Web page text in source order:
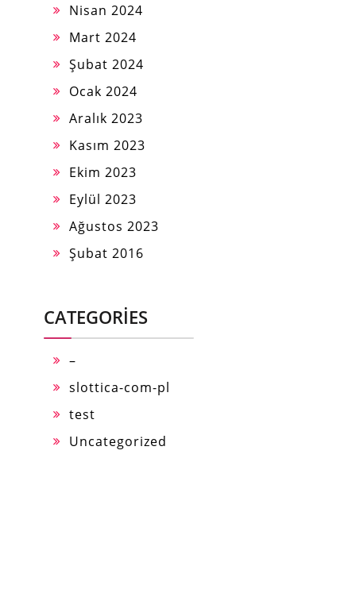
Nisan 2024
Mart 2024
Şubat 2024
Ocak 2024
Aralık 2023
Kasım 2023
Ekim 2023
Eylül 2023
Ağustos 2023
Şubat 2016
CATEGORIES
–
slottica-com-pl
test
Uncategorized